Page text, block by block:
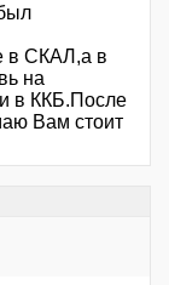
в СКАЛ,а в
на
в ККБ.После
Вам стоит